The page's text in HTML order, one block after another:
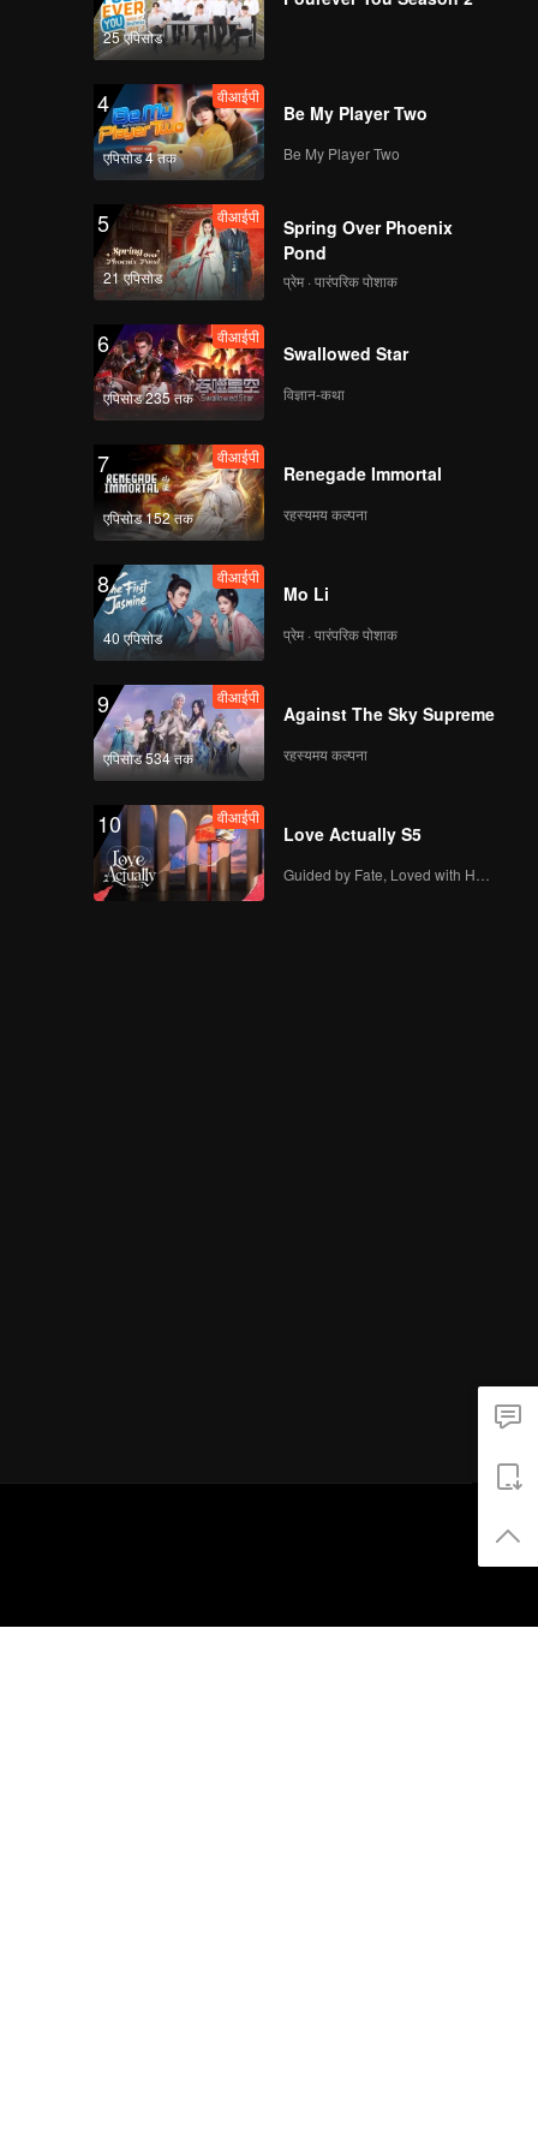
141
वीआईपी
143
वीआईपी
144
145
वीआईपी
147
वीआईपी
148
149
वीआईपी
150
25 एपिसोड
4
एपिसोड 4 तक
वीआईपी
Be My Player Two
Be My Player Two
5
21 एपिसोड
वीआईपी
Spring Over Phoenix
Pond
प्रेम · पारंपरिक पोशाक
6
एपिसोड 235 तक
वीआईपी
Swallowed Star
विज्ञान-कथा
7
एपिसोड 152 तक
वीआईपी
Renegade Immortal
रहस्यमय कल्पना
8
40 एपिसोड
वीआईपी
Mo Li
प्रेम · पारंपरिक पोशाक
9
एपिसोड 534 तक
वीआईपी
Against The Sky Supreme
रहस्यमय कल्पना
10 वीआईपी
Love Actually S5